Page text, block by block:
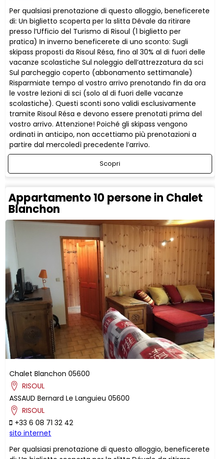
Per qualsiasi prenotazione di questo alloggio, beneficerete
di: Un biglietto scoperta per la slitta Dévale da ritirare
presso l’Ufficio del Turismo di Risoul (1 biglietto per
pratica) In inverno beneficerete di uno sconto: Sugli
skipass proposti da Risoul Résa, fino al 30% al di fuori delle
vacanze scolastiche Sul noleggio dell’attrezzatura da sci
Sul parcheggio coperto (abbonamento settimanale)
Risparmiate tempo al vostro arrivo prenotando fin da ora
le vostre lezioni di sci (solo al di fuori delle vacanze
scolastiche). Questi sconti sono validi esclusivamente
tramite Risoul Résa e devono essere prenotati prima del
vostro arrivo. Attenzione! Poiché gli skipass vengono
ordinati in anticipo, non accettiamo più prenotazioni a
partire dal mercoledì precedente l’arrivo.
Scopri
Appartamento 10 persone in Chalet
Blanchon
Chalet Blanchon 05600
RISOUL
ASSAUD Bernard Le Languieu 05600
RISOUL
+33 6 08 71 32 42
sito internet
Per qualsiasi prenotazione di questo alloggio, beneficerete